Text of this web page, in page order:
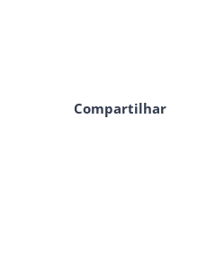
Compartilhar